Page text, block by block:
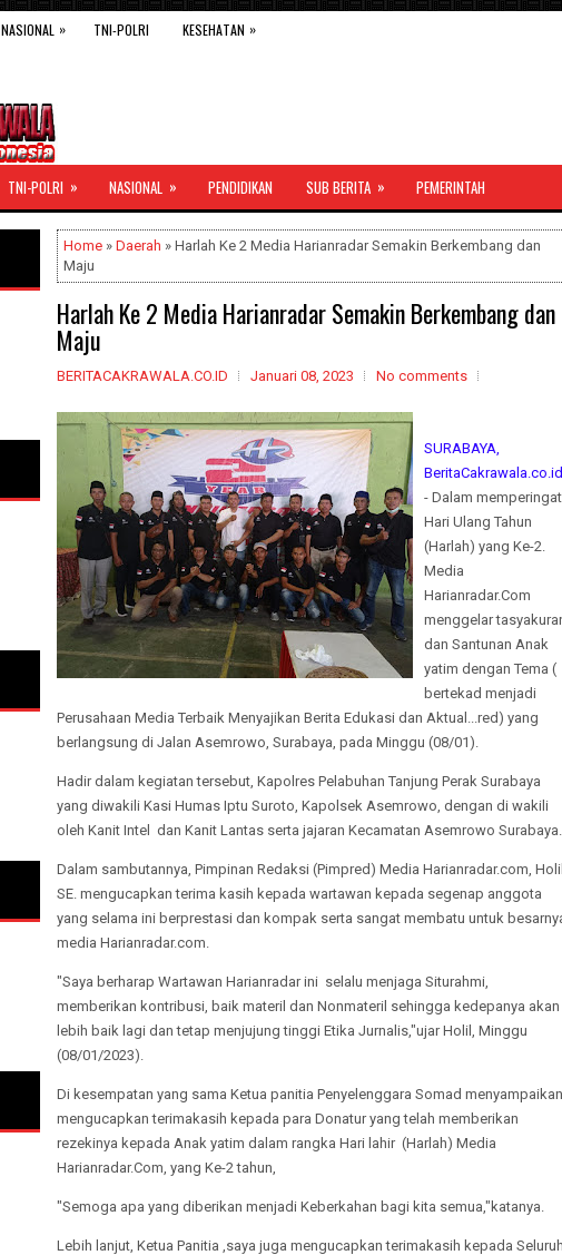
NASIONAL » TNI-POLRI KESEHATAN »
TNI-POLRI » NASIONAL » PENDIDIKAN SUB BERITA » PEMERINTAH
Home » Daerah » Harlah Ke 2 Media Harianradar Semakin Berkembang dan
Maju
Harlah Ke 2 Media Harianradar Semakin Berkembang dan
Maju
BERITACAKRAWALA.CO.ID Januari 08, 2023 No comments
SURABAYA,
BeritaCakrawala.co.id
- Dalam
Hari Ulang Tahun
(Harlah) yang Ke-2.
Media
Harianradar.Com
menggelar
dan Santunan Anak
yatim dengan Tema (
bertekad menjadi
Perusahaan Media Terbaik Menyajikan Berita Edukasi dan Aktual...red) yang
berlangsung di Jalan Asemrowo, Surabaya, pada Minggu (08/01).
Hadir dalam kegiatan tersebut, Kapolres Pelabuhan Tanjung Perak Surabaya
yang diwakili Kasi Humas Iptu Suroto, Kapolsek Asemrowo, dengan di wakili
oleh Kanit Intel dan Kanit Lantas serta jajaran Kecamatan Asemrowo Surabaya.
Dalam sambutannya, Pimpinan Redaksi (Pimpred) Media Harianradar.com,
SE. mengucapkan terima kasih kepada wartawan kepada segenap anggota
yang selama ini berprestasi dan kompak serta sangat membatu untuk
media Harianradar.com.
"Saya berharap Wartawan Harianradar ini selalu menjaga Siturahmi,
memberikan kontribusi, baik materil dan Nonmateril sehingga kedepanya akan
lebih baik lagi dan tetap menjujung tinggi Etika Jurnalis,"ujar Holil, Minggu
(08/01/2023).
Di kesempatan yang sama Ketua panitia Penyelenggara Somad
mengucapkan terimakasih kepada para Donatur yang telah memberikan
rezekinya kepada Anak yatim dalam rangka Hari lahir (Harlah) Media
Harianradar.Com, yang Ke-2 tahun,
"Semoga apa yang diberikan menjadi Keberkahan bagi kita semua,"katanya.
Lebih lanjut, Ketua Panitia ,saya juga mengucapkan terimakasih kepada